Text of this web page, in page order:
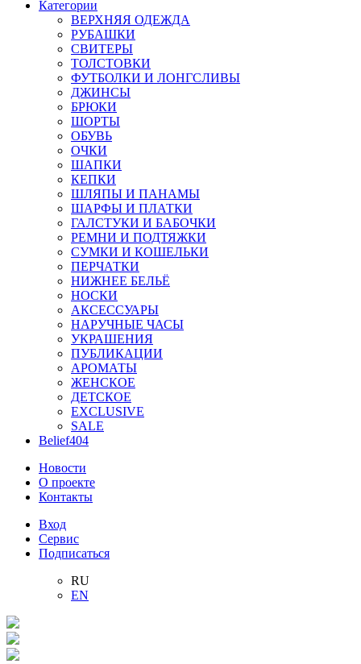
Категории
ВЕРХНЯЯ ОДЕЖДА
РУБАШКИ
СВИТЕРЫ
ТОЛСТОВКИ
ФУТБОЛКИ И ЛОНГСЛИВЫ
ДЖИНСЫ
БРЮКИ
ШОРТЫ
ОБУВЬ
ОЧКИ
ШАПКИ
КЕПКИ
ШЛЯПЫ И ПАНАМЫ
ШАРФЫ И ПЛАТКИ
ГАЛСТУКИ И БАБОЧКИ
РЕМНИ И ПОДТЯЖКИ
СУМКИ И КОШЕЛЬКИ
ПЕРЧАТКИ
НИЖНЕЕ БЕЛЬЁ
НОСКИ
АКСЕССУАРЫ
НАРУЧНЫЕ ЧАСЫ
УКРАШЕНИЯ
ПУБЛИКАЦИИ
АРОМАТЫ
ЖЕНСКОЕ
ДЕТСКОЕ
EXCLUSIVE
SALE
Belief404
Новости
О проекте
Контакты
Вход
Сервис
Подписаться
RU
EN